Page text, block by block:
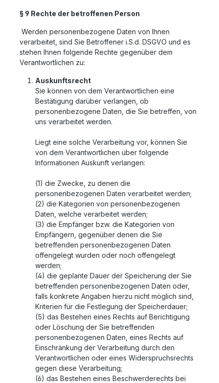
§ 9 Rechte der betroffenen Person
Werden personenbezogene Daten von Ihnen
verarbeitet, sind Sie Betroffener i.S.d. DSGVO und es
stehen Ihnen folgende Rechte gegenüber dem
Verantwortlichen zu:
Auskunftsrecht
Sie können von dem Verantwortlichen eine
Bestätigung darüber verlangen, ob
personenbezogene Daten, die Sie betreffen, von
uns verarbeitet werden.
Liegt eine solche Verarbeitung vor, können Sie
von dem Verantwortlichen über folgende
Informationen Auskunft verlangen:
(1) die Zwecke, zu denen die
personenbezogenen Daten verarbeitet werden;
(2) die Kategorien von personenbezogenen
Daten, welche verarbeitet werden;
(3) die Empfänger bzw. die Kategorien von
Empfängern, gegenüber denen die Sie
betreffenden personenbezogenen Daten
offengelegt wurden oder noch offengelegt
werden;
(4) die geplante Dauer der Speicherung der Sie
betreffenden personenbezogenen Daten oder,
falls konkrete Angaben hierzu nicht möglich sind,
Kriterien für die Festlegung der Speicherdauer;
(5) das Bestehen eines Rechts auf Berichtigung
oder Löschung der Sie betreffenden
personenbezogenen Daten, eines Rechts auf
Einschränkung der Verarbeitung durch den
Verantwortlichen oder eines Widerspruchsrechts
gegen diese Verarbeitung;
(6) das Bestehen eines Beschwerderechts bei